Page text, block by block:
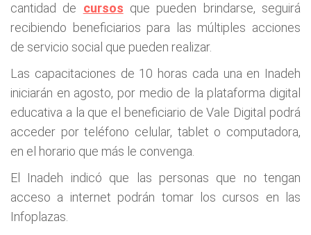
cantidad de cursos que pueden brindarse, seguirá
recibiendo beneficiarios para las múltiples acciones
de servicio social que pueden realizar.
Las capacitaciones de 10 horas cada una en Inadeh
iniciarán en agosto, por medio de la plataforma digital
educativa a la que el beneficiario de Vale Digital podrá
acceder por teléfono celular, tablet o computadora,
en el horario que más le convenga.
El Inadeh indicó que las personas que no tengan
acceso a internet podrán tomar los cursos en las
Infoplazas.